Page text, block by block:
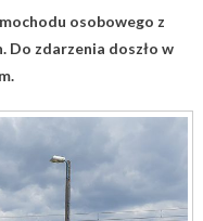
osobowego z
Do zdarzenia doszło w